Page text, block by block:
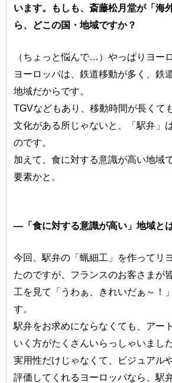
います。もしも、斎藤松月堂が「海
ら、どこの国・地域ですか？
（ちょっと悩んで…）やっぱりヨー
ヨーロッパは、鉄道移動が多く、鉄
地域だからです。
TGVなどもあり、移動時間が長くて
文化がある所じゃないと、「駅弁」
のです。
加えて、食に対する意識が高い地域
要素かと。
―「食に対する意識が高い」地域と
今回、駅弁の「蝋細工」を作ってリ
たのですが、フランスのお客さまが
工を見て「うわぁ、きれいだぁ～！
す。
駅弁をお求めにならなくても、アー
いく方がたくさんいらっしゃいました
実用性だけじゃなくて、ビジュアル
評価してくれるヨーロッパなら、駅